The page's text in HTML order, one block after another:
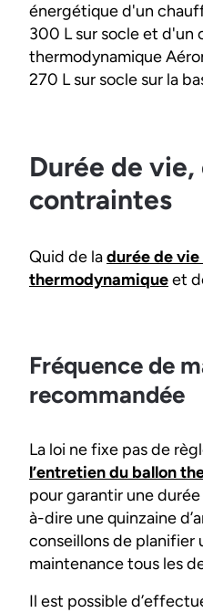
énergétique d'un
300 L sur socle et d'un
thermodynamique
270 L sur socle sur la
Durée de
contraintes
Quid de ladurée de vie
thermodynamiqueet
Fréquence de
recommandée
La loi ne fixe pas de
l’entretien du ballon
pour garantir une
à-dire une quinzaine
conseillons de planifier
maintenance tous les
Il est possible